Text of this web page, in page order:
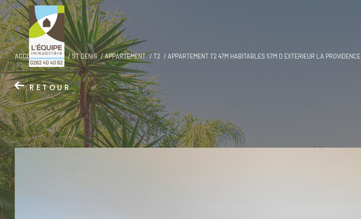
ACCUEIL VENTE ST DENIS APPARTEMENT T2 APPARTEMENT T2 47M HABITABLES 57M D EXTERIEUR LA PROVIDENCE
RETOUR